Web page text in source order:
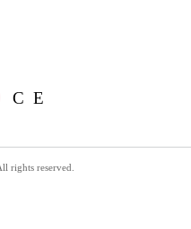
facebook
rights reserved.